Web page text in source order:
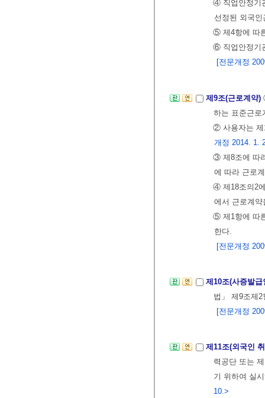
④ 직업안정기
선정된 외국
⑤ 제4항에 따
⑥ 직업안정기
[전문개정
제9조(근로계약)
하는 표준근
② 사용자는 제
개정 2014. 1.
③ 제8조에 따
에 따라 근로
④ 제18조의2
에서 근로계
⑤ 제1항에 따
한다.
[전문개정
제10조(사증발
법」 제9조제
[전문개정
제11조(외국인
력공단 또는
기 위하여 실
10.>